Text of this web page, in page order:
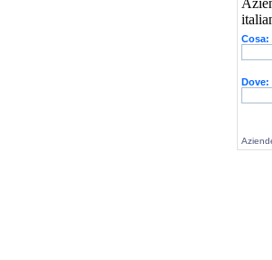
Cosa:
Dove: